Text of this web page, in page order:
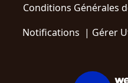
Conditions Générales
Notifications | Gérer